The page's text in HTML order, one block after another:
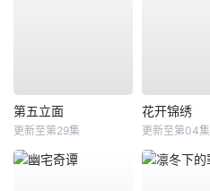
第五立面
更新至第29集
花开锦绣
更新至第04集